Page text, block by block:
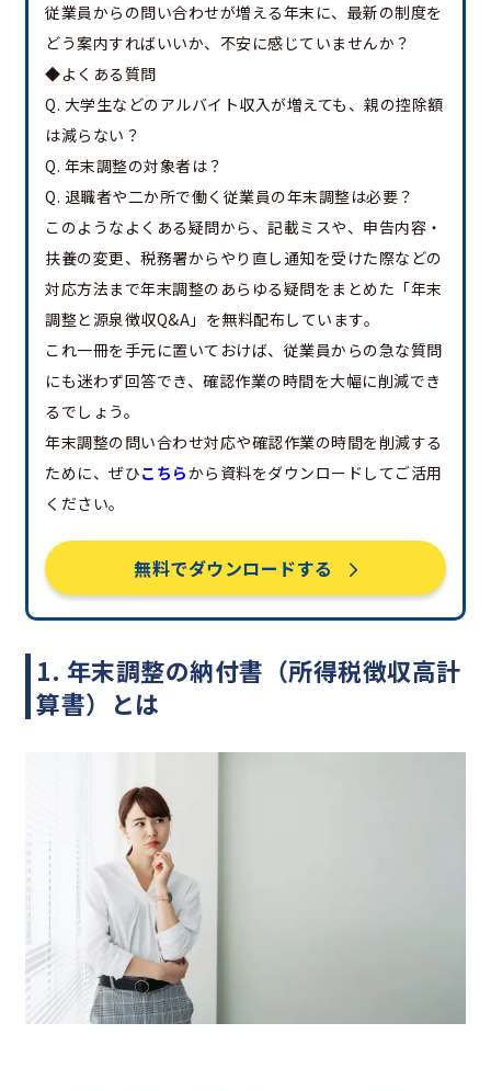
従業員からの問い合わせが増える年末に、最新の制度を
どう案内すればいいか、不安に感じていませんか？
◆よくある質問
Q. 大学生などのアルバイト収入が増えても、親の控除額
は減らない？
Q. 年末調整の対象者は？
Q. 退職者や二か所で働く従業員の年末調整は必要？
このようなよくある疑問から、記載ミスや、申告内容・
扶養の変更、税務署からやり直し通知を受けた際などの
対応方法まで年末調整のあらゆる疑問をまとめた「年末
調整と源泉徴収Q&A」を無料配布しています。
これ一冊を手元に置いておけば、従業員からの急な質問
にも迷わず回答でき、確認作業の時間を大幅に削減でき
るでしょう。
年末調整の問い合わせ対応や確認作業の時間を削減する
ために、ぜひこちらから資料をダウンロードしてご活用
ください。
無料でダウンロードする
1. 年末調整の納付書（所得税徴収高計
算書）とは